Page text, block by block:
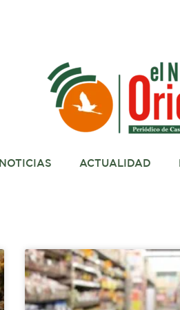
NOTICIAS ACTUALIDAD